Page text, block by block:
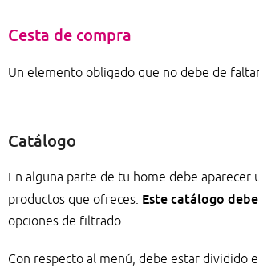
Cesta de compra
Un elemento obligado que no debe de
Catálogo
En alguna parte de tu home debe aparecer
productos que ofreces. Este catálogo
opciones de filtrado.
Con respecto al menú, debe estar dividido